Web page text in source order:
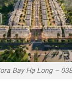
Bay Hạ Long –